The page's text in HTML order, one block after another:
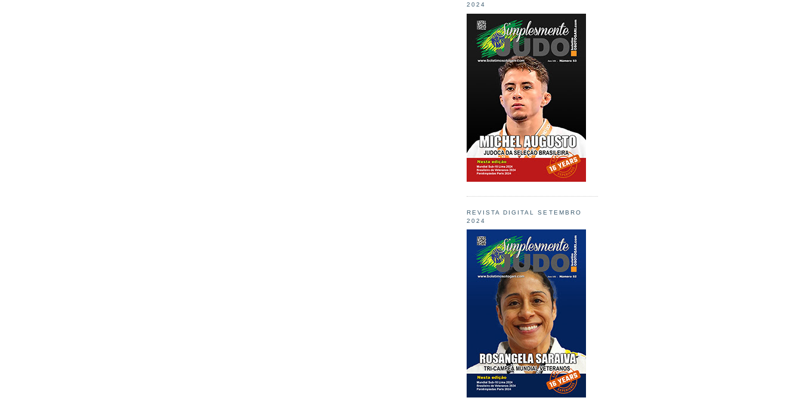
2024
REVISTA DIGITAL SETEMBRO
2024